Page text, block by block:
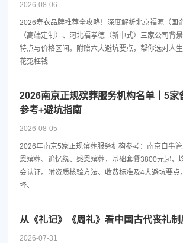
2026-08-06
2026寿衣品牌推荐全攻略！深度解析北京福源（国
（高端定制）、河北福孝德（新中式）三家公司背
特点与价格区间。附赠六大避坑要点，帮你选对人
花冤枉钱
2026南京正规殡葬服务机构名单｜5家
参考+避坑指南
2026-08-05
2026年南京5家正规殡葬服务机构参考：南京白事
恩殡葬、追忆缘、感恩殡葬，基础套餐3800元起，
会认证。附资质核验方法、收费标准及4大避坑要点
择、
从《礼记》《周礼》看中国古代丧礼制
2026-07-31